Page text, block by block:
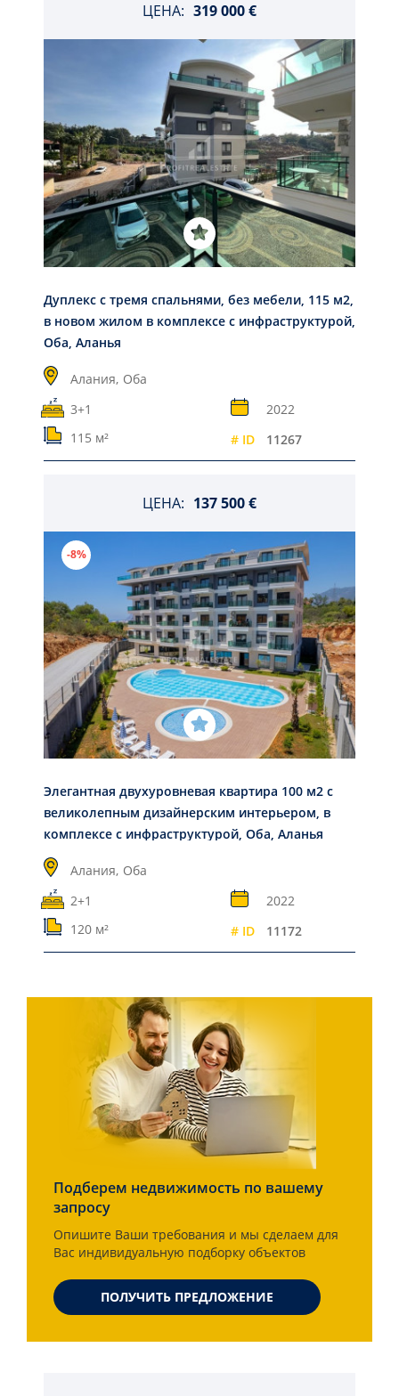
ЦЕНА: 319 000 €
Дуплекс с тремя спальнями, без мебели, 115 м2,
в новом жилом в комплексе с инфраструктурой,
Оба, Аланья
Алания, Оба
3+1
2022
115 м²
# ID 11267
ЦЕНА: 137 500 €
-8%
Элегантная двухуровневая квартира 100 м2 с
великолепным дизайнерским интерьером, в
комплексе с инфраструктурой, Оба, Аланья
Алания, Оба
2+1
2022
120 м²
# ID 11172
Подберем недвижимость по вашему
запросу
Опишите Ваши требования и мы сделаем для
Вас индивидуальную подборку объектов
ПОЛУЧИТЬ ПРЕДЛОЖЕНИЕ